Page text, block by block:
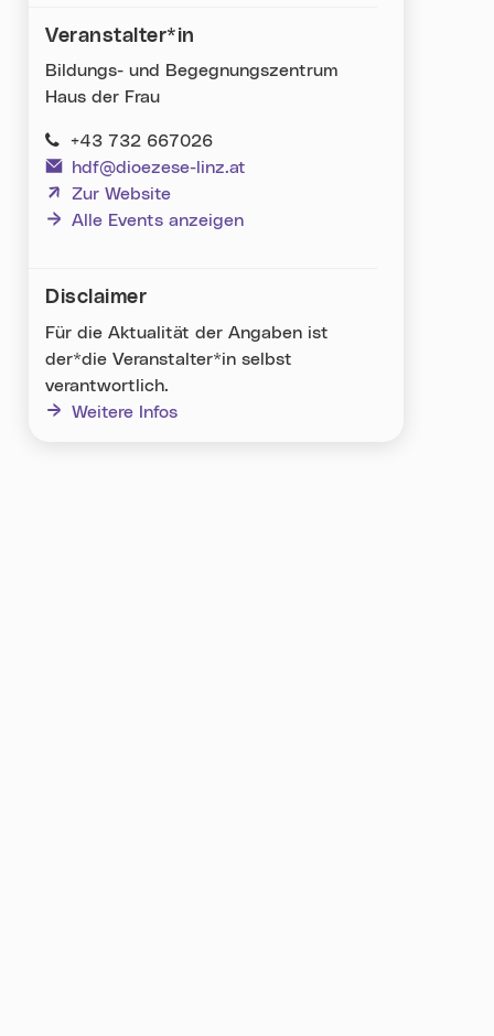
Veranstalter*in
Bildungs- und Begegnungszentrum
Haus der Frau
+43 732 667026
hdf@dioezese-linz.at
Zur Website
(neues Fenster)
Alle Events anzeigen
Disclaimer
Für die Aktualität der Angaben ist
der*die Veranstalter*in selbst
verantwortlich.
Weitere Infos